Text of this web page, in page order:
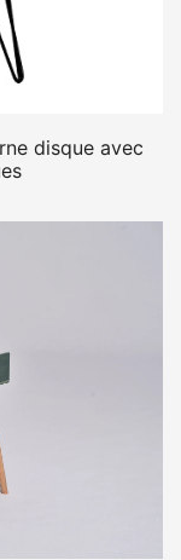
disque avec